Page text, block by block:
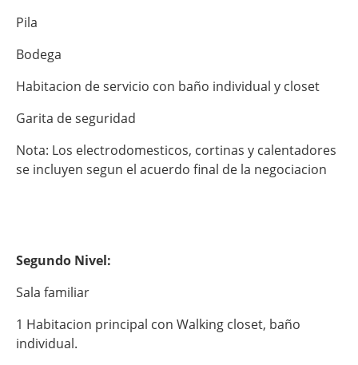
Pila
Bodega
Habitacion de servicio con baño individual y closet
Garita de seguridad
Nota: Los electrodomesticos, cortinas y calentadores
se incluyen segun el acuerdo final de la negociacion
Segundo Nivel:
Sala familiar
1 Habitacion principal con Walking closet, baño
individual.